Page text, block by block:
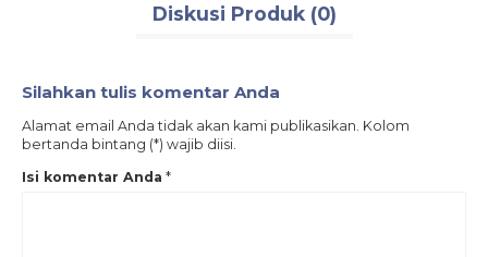
Diskusi Produk (0)
Silahkan tulis komentar Anda
Alamat email Anda tidak akan kami publikasikan. Kolom
bertanda bintang (*) wajib diisi.
Isi komentar Anda *